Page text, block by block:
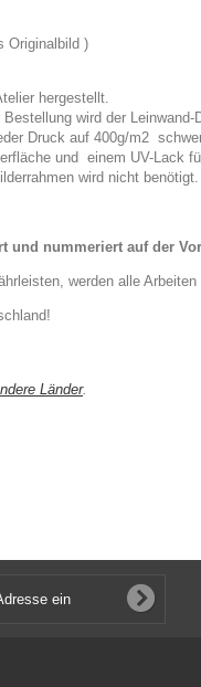
Originalbild )
hergestellt.
wird der Leinwand-
Druck auf 400g/m2
und einem UV-Lack
wird nicht benötigt.
und nummeriert auf der
werden alle
Länder.